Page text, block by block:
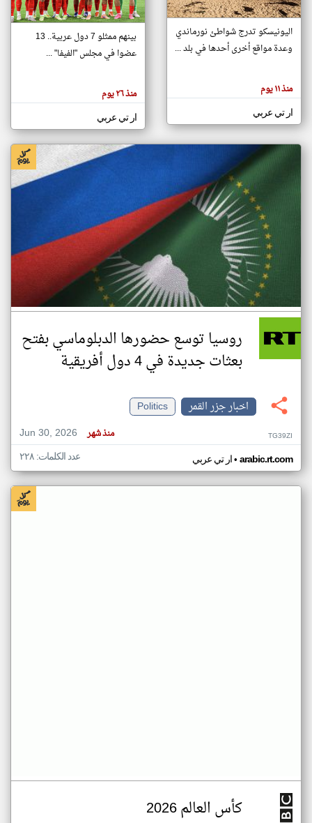
تغيير الدولة
اخبار جزر القمر على مدار الساعة
أهم اخبار جزر القمر العاجلة والمباشرة
هنا عن
وجهة
كاتبيها.
اليونيسكو تدرج شواطئ نورماندي
وعدة مواقع أخرى أحدها في بلد ...
منذ ١١ يوم
ار تي عربي
بينهم ممثلو 7 دول عربية.. 13
عضوا في مجلس "الفيفا" ...
منذ ٢٦ يوم
ار تي عربي
روسيا توسع حضورها الدبلوماسي بفتح
بعثات جديدة في 4 دول أفريقية
اخبار جزر القمر
Politics
Jun 30, 2026
منذ شهر TG39ZI
ار تي عربي• arabic.rt.com عدد الكلمات: ٢٢٨
كأس العالم 2026
klyoum.com